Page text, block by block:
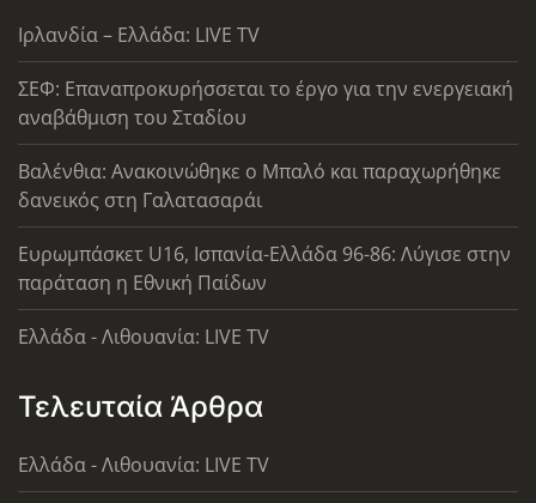
Ιρλανδία – Ελλάδα: LIVE TV
ΣΕΦ: Επαναπροκυρήσσεται το έργο για την ενεργειακή
αναβάθμιση του Σταδίου
Βαλένθια: Ανακοινώθηκε ο Μπαλό και παραχωρήθηκε
δανεικός στη Γαλατασαράι
Ευρωμπάσκετ U16, Ισπανία-Ελλάδα 96-86: Λύγισε στην
παράταση η Εθνική Παίδων
Ελλάδα - Λιθουανία: LIVE TV
Τελευταία Άρθρα
Ελλάδα - Λιθουανία: LIVE TV